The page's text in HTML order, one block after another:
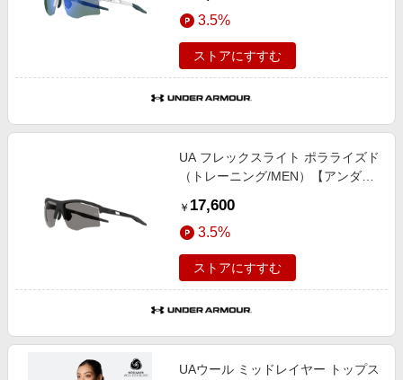
3.5%
ストアにすすむ
UA フレックスライト ポラライズド
（トレーニング/MEN）【アンダー
￥ 17,600
3.5%
ストアにすすむ
UAウール ミッドレイヤー トップス